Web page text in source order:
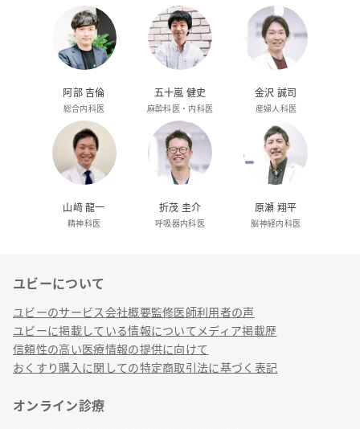
阿部 吉倫
総合内科医
五十嵐 健史
麻酔科医・内科医
金沢 誠司
産婦人科医
山﨑 龍一
精神科医
折茂 圭介
呼吸器内科医
原瀬 翔平
脳神経内科医
リンク
ユビーについて
ユビーのサービス会社概要監修医師利用者の声
ユビーに掲載している情報についてメディア掲載歴
信頼性の高い医療情報の提供に向けて
おくすり購入に関しての特定商取引法に基づく表記
オンライン診療